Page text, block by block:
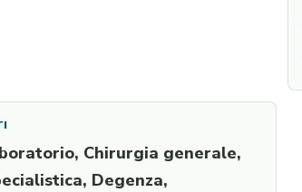
Chirurgia generale,
Degenza,